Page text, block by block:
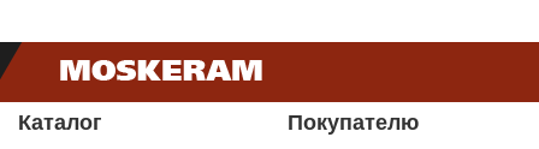
Каталог Покупателю